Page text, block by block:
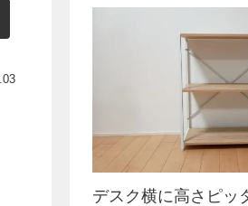
デスク横に高さピッ